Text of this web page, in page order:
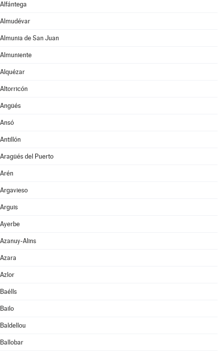
Alfántega
Almudévar
Almunia de San Juan
Almuniente
Alquézar
Altorricón
Angüés
Ansó
Antillón
Aragüés del Puerto
Arén
Argavieso
Arguis
Ayerbe
Azanuy-Alins
Azara
Azlor
Baélls
Bailo
Baldellou
Ballobar